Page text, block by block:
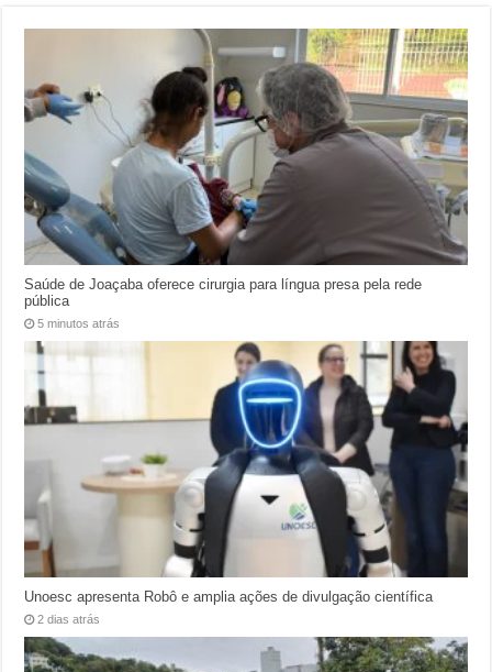
Saúde de Joaçaba oferece cirurgia para língua presa pela rede
pública
5 minutos atrás
Unoesc apresenta Robô e amplia ações de divulgação científica
2 dias atrás